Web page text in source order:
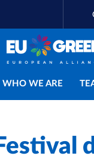
Main
WHO WE ARE